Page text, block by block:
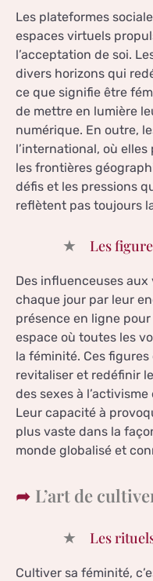
Les plateformes
espaces virtuels
l’acceptation de soi.
divers horizons qui
ce que signifie être
de mettre en lumière
numérique. En outre,
l’international, où
les frontières
défis et les pressions
reflètent pas toujours
Les
Des influenceuses
chaque jour par leur
présence en ligne
espace où toutes les
la féminité. Ces
revitaliser et redéfinir
des sexes à
Leur capacité à
plus vaste dans la
monde globalisé et
L’art de
Les
Cultiver sa féminité,